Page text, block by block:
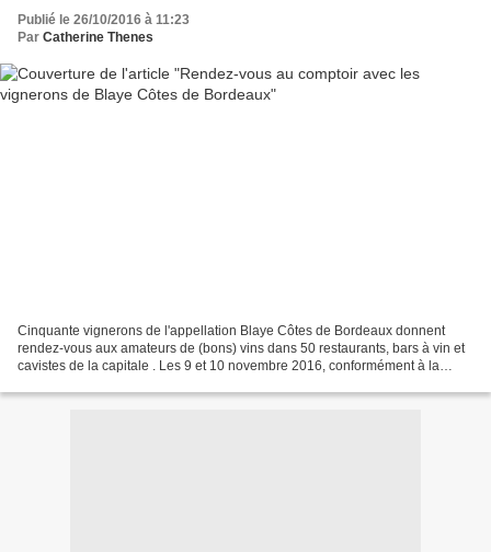
Publié le 26/10/2016 à 11:23
Par Catherine Thenes
Cinquante vignerons de l'appellation Blaye Côtes de Bordeaux donnent
rendez-vous aux amateurs de (bons) vins dans 50 restaurants, bars à vin et
cavistes de la capitale . Les 9 et 10 novembre 2016, conformément à la